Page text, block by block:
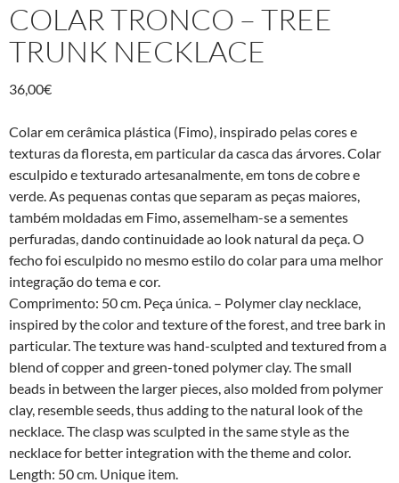
COLAR TRONCO – TREE
TRUNK NECKLACE
36,00€
Colar em cerâmica plástica (Fimo), inspirado pelas cores e
texturas da floresta, em particular da casca das árvores. Colar
esculpido e texturado artesanalmente, em tons de cobre e
verde. As pequenas contas que separam as peças maiores,
também moldadas em Fimo, assemelham-se a sementes
perfuradas, dando continuidade ao look natural da peça. O
fecho foi esculpido no mesmo estilo do colar para uma melhor
integração do tema e cor.
Comprimento: 50 cm. Peça única. – Polymer clay necklace,
inspired by the color and texture of the forest, and tree bark in
particular. The texture was hand-sculpted and textured from a
blend of copper and green-toned polymer clay. The small
beads in between the larger pieces, also molded from polymer
clay, resemble seeds, thus adding to the natural look of the
necklace. The clasp was sculpted in the same style as the
necklace for better integration with the theme and color.
Length: 50 cm. Unique item.